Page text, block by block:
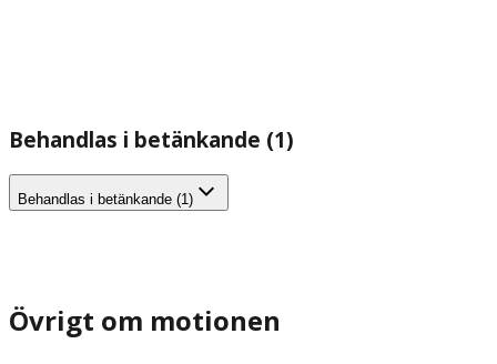
Behandlas i betänkande (1)
Behandlas i betänkande (1)
Övrigt om motionen